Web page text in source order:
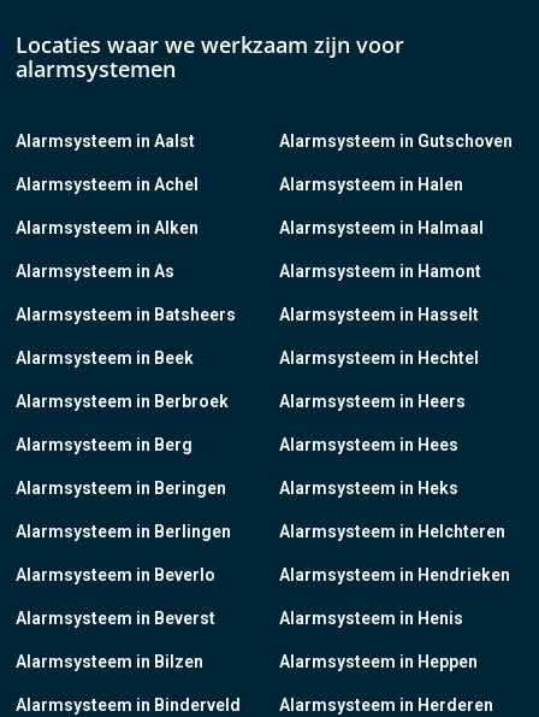
Locaties waar we werkzaam zijn voor
alarmsystemen
Alarmsysteem in Aalst
Alarmsysteem in Achel
Alarmsysteem in Alken
Alarmsysteem in As
Alarmsysteem in Batsheers
Alarmsysteem in Beek
Alarmsysteem in Berbroek
Alarmsysteem in Berg
Alarmsysteem in Beringen
Alarmsysteem in Berlingen
Alarmsysteem in Beverlo
Alarmsysteem in Beverst
Alarmsysteem in Bilzen
Alarmsysteem in Binderveld
Alarmsysteem in Gutschoven
Alarmsysteem in Halen
Alarmsysteem in Halmaal
Alarmsysteem in Hamont
Alarmsysteem in Hasselt
Alarmsysteem in Hechtel
Alarmsysteem in Heers
Alarmsysteem in Hees
Alarmsysteem in Heks
Alarmsysteem in Helchteren
Alarmsysteem in Hendrieken
Alarmsysteem in Henis
Alarmsysteem in Heppen
Alarmsysteem in Herderen